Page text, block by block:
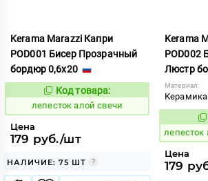
Kerama Marazzi Капри
POD001 Бисер Прозрачный
бордюр 0,6x20
859584
Код товара:
лепесток алой свечи
Цена
179 руб./шт
НАЛИЧИЕ: 75 ШТ
Kerama
POD002
Люстр
Материал:
Керамика
лепесток
Цена
179